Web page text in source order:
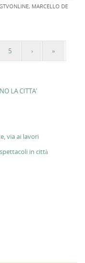
, MARCELLO DE
5 › »
LA CITTA’
via ai lavori
in città